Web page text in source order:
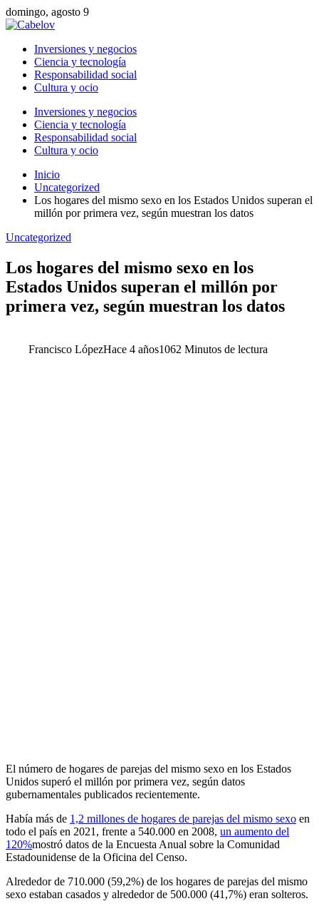
domingo, agosto 9
Inversiones y negocios
Ciencia y tecnología
Responsabilidad social
Cultura y ocio
Inversiones y negocios
Ciencia y tecnología
Responsabilidad social
Cultura y ocio
Inicio
Uncategorized
Los hogares del mismo sexo en los Estados Unidos superan el
millón por primera vez, según muestran los datos
Uncategorized
Los hogares del mismo sexo en los
Estados Unidos superan el millón por
primera vez, según muestran los datos
Francisco LópezHace 4 años1062 Minutos de lectura
El número de hogares de parejas del mismo sexo en los Estados
Unidos superó el millón por primera vez, según datos
gubernamentales publicados recientemente.
Había más de 1,2 millones de hogares de parejas del mismo sexo en
todo el país en 2021, frente a 540.000 en 2008, un aumento del
120%mostró datos de la Encuesta Anual sobre la Comunidad
Estadounidense de la Oficina del Censo.
Alrededor de 710.000 (59,2%) de los hogares de parejas del mismo
sexo estaban casados ​​y alrededor de 500.000 (41,7%) eran solteros.